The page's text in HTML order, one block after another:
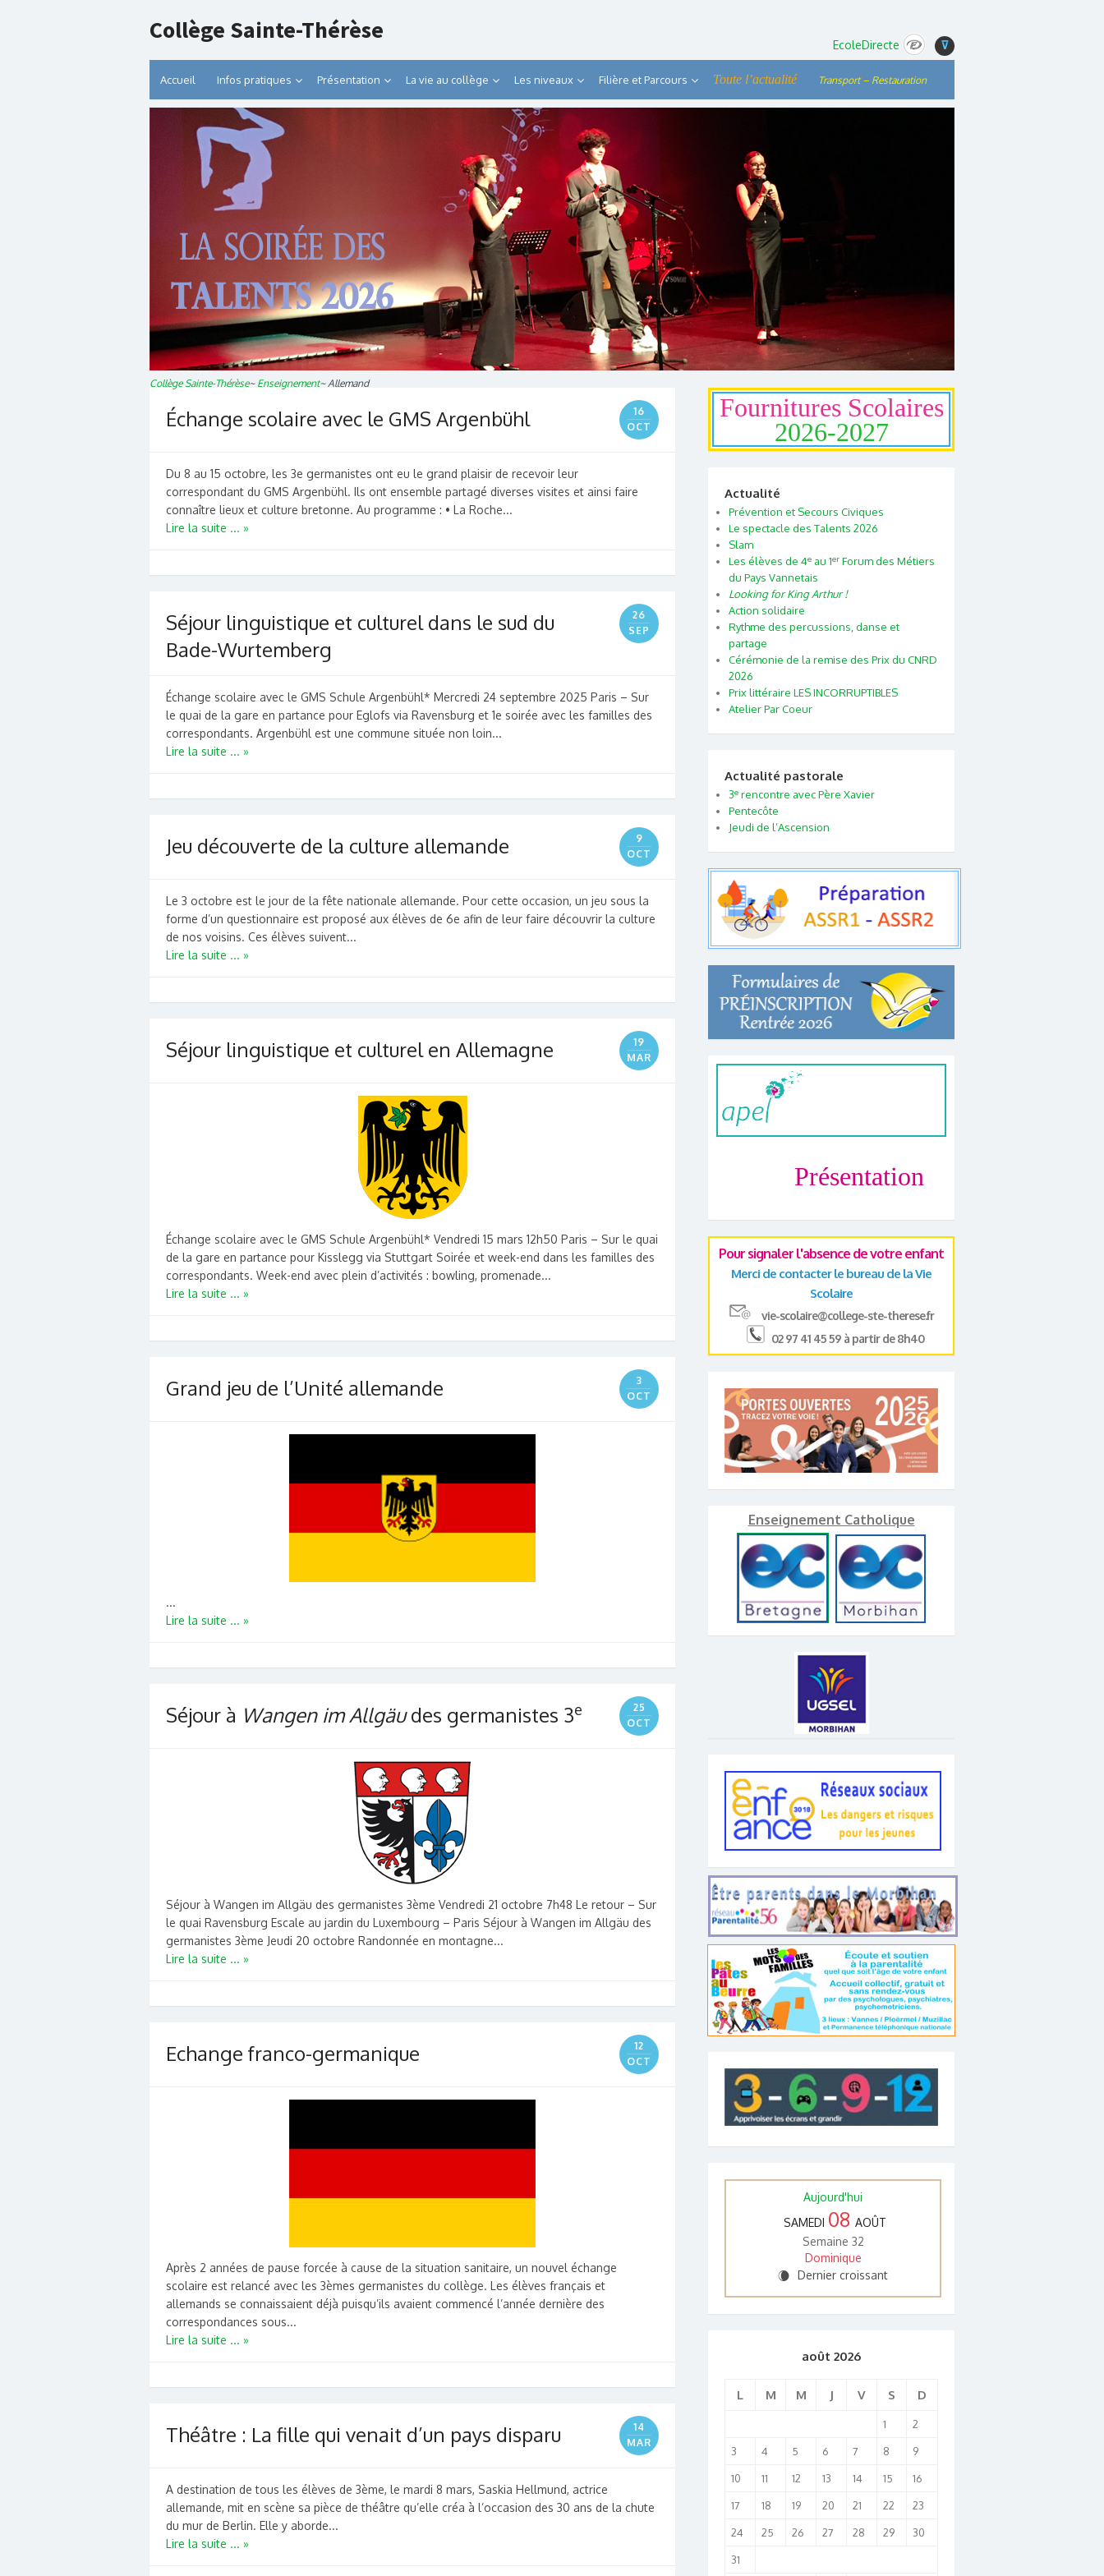
Collège Sainte-Thérèse
EcoleDirecte ⊽
Accueil Infos pratiques Présentation La vie au collège Les niveaux Filière et Parcours Toute l’actualité Transport – Restauration
Collège Sainte-Thérèse~ Enseignement~Allemand
Échange scolaire avec le GMS Argenbühl
16
OCT
Du 8 au 15 octobre, les 3e germanistes ont eu le grand plaisir de recevoir leur
correspondant du GMS Argenbühl. Ils ont ensemble partagé diverses visites et ainsi faire
connaître lieux et culture bretonne. Au programme : • La Roche...
Lire la suite ... »
Séjour linguistique et culturel dans le sud du
Bade-Wurtemberg
26
SEP
Échange scolaire avec le GMS Schule Argenbühl* Mercredi 24 septembre 2025 Paris – Sur
le quai de la gare en partance pour Eglofs via Ravensburg et 1e soirée avec les familles des
correspondants. Argenbühl est une commune située non loin...
Lire la suite ... »
Jeu découverte de la culture allemande
9
OCT
Le 3 octobre est le jour de la fête nationale allemande. Pour cette occasion, un jeu sous la
forme d’un questionnaire est proposé aux élèves de 6e afin de leur faire découvrir la culture
de nos voisins. Ces élèves suivent...
Lire la suite ... »
Séjour linguistique et culturel en Allemagne
19
MAR
Échange scolaire avec le GMS Schule Argenbühl* Vendredi 15 mars 12h50 Paris – Sur le quai
de la gare en partance pour Kisslegg via Stuttgart Soirée et week-end dans les familles des
correspondants. Week-end avec plein d’activités : bowling, promenade...
Lire la suite ... »
Grand jeu de l’Unité allemande
3
OCT
...
Lire la suite ... »
Séjour à Wangen im Allgäudes germanistes 3e
25
OCT
Séjour à Wangen im Allgäu des germanistes 3ème Vendredi 21 octobre 7h48 Le retour – Sur
le quai Ravensburg Escale au jardin du Luxembourg – Paris Séjour à Wangen im Allgäu des
germanistes 3ème Jeudi 20 octobre Randonnée en montagne...
Lire la suite ... »
Echange franco-germanique
12
OCT
Après 2 années de pause forcée à cause de la situation sanitaire, un nouvel échange
scolaire est relancé avec les 3èmes germanistes du collège. Les élèves français et
allemands se connaissaient déjà puisqu’ils avaient commencé l’année dernière des
correspondances sous...
Lire la suite ... »
Théâtre : La fille qui venait d’un pays disparu
14
MAR
A destination de tous les élèves de 3ème, le mardi 8 mars, Saskia Hellmund, actrice
allemande, mit en scène sa pièce de théâtre qu’elle créa à l’occasion des 30 ans de la chute
du mur de Berlin. Elle y aborde...
Lire la suite ... »
Fournitures Scolaires
2026-2027
Actualité
Prévention et Secours Civiques
Le spectacle des Talents 2026
Slam
Les élèves de 4e au 1er Forum des Métiers
du Pays Vannetais
Looking for King Arthur !
Action solidaire
Rythme des percussions, danse et
partage
Cérémonie de la remise des Prix du CNRD
2026
Prix littéraire LES INCORRUPTIBLES
Atelier Par Coeur
Actualité pastorale
3e rencontre avec Père Xavier
Pentecôte
Jeudi de l’Ascension
Présentation
Pour signaler l'absence de votre enfant
Merci de contacter le bureau de la Vie
Scolaire
vie-scolaire@college-ste-therese.fr
02 97 41 45 59 à partir de 8h40
Enseignement Catholique
Aujourd'hui
SAMEDI 08 AOÛT
Semaine 32
Dominique
W Dernier croissant
août 2026
L M M J V S D
1 2
3 4 5 6 7 8 9
10 11 12 13 14 15 16
17 18 19 20 21 22 23
24 25 26 27 28 29 30
31